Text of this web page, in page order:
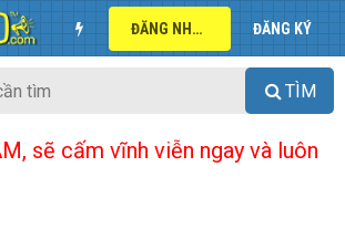
ĐĂNG NHẬP ĐĂNG KÝ
TÌM
sẽ cấm vĩnh viễn ngay và luôn